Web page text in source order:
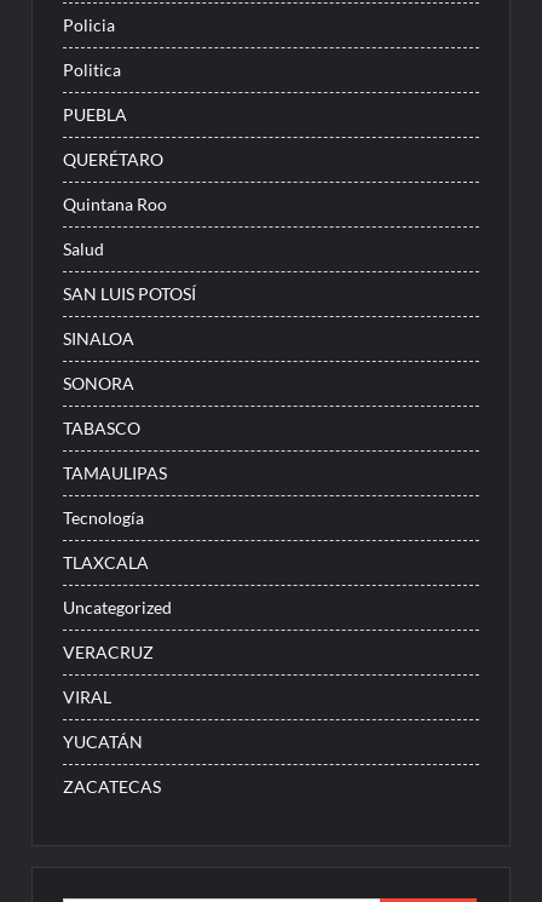
Policia
Politica
PUEBLA
QUERÉTARO
Quintana Roo
Salud
SAN LUIS POTOSÍ
SINALOA
SONORA
TABASCO
TAMAULIPAS
Tecnología
TLAXCALA
Uncategorized
VERACRUZ
VIRAL
YUCATÁN
ZACATECAS